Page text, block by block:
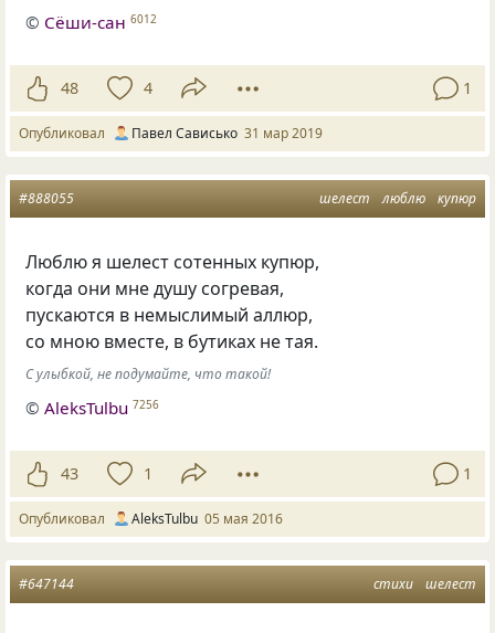
© Сёши-сан 6012
48 4 1
Опубликовал Павел Сависько 31 мар 2019
шелест люблю купюр
#888055
Люблю я шелест сотенных купюр,
когда они мне душу согревая,
пускаются в немыслимый аллюр,
со мною вместе, в бутиках не тая.
С улыбкой, не подумайте, что такой!
©AleksTulbu 7256
43 1 1
Опубликовал AleksTulbu 05 мая 2016
стихи шелест
#647144